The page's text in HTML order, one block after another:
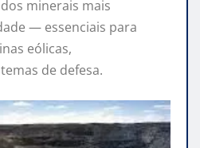
minerais mais
— essenciais para
eólicas,
de defesa.